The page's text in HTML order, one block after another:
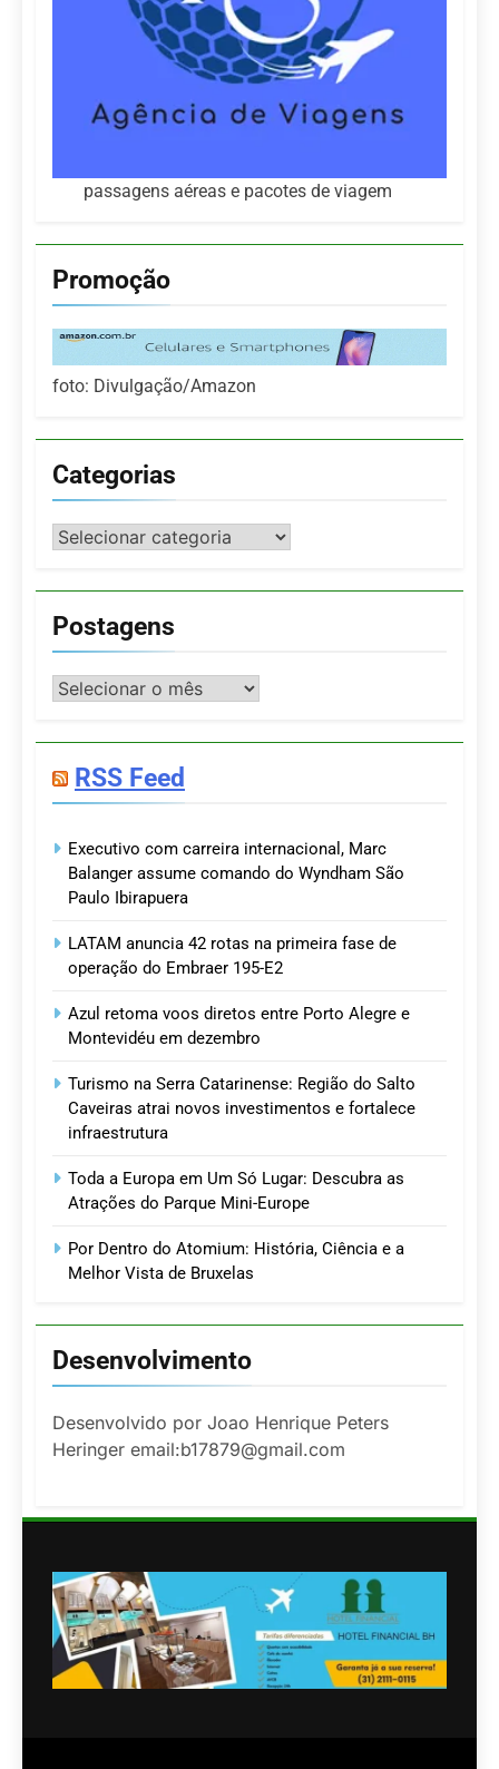
passagens aéreas e pacotes de viagem
Promoção
foto: Divulgação/Amazon
Categorias
Categorias
Postagens
Postagens
RSS Feed
Executivo com carreira internacional, Marc
Balanger assume comando do Wyndham São
Paulo Ibirapuera
LATAM anuncia 42 rotas na primeira fase de
operação do Embraer 195-E2
Azul retoma voos diretos entre Porto Alegre e
Montevidéu em dezembro
Turismo na Serra Catarinense: Região do Salto
Caveiras atrai novos investimentos e fortalece
infraestrutura
Toda a Europa em Um Só Lugar: Descubra as
Atrações do Parque Mini-Europe
Por Dentro do Atomium: História, Ciência e a
Melhor Vista de Bruxelas
Desenvolvimento
Desenvolvido por Joao Henrique Peters
Heringer email:b17879@gmail.com